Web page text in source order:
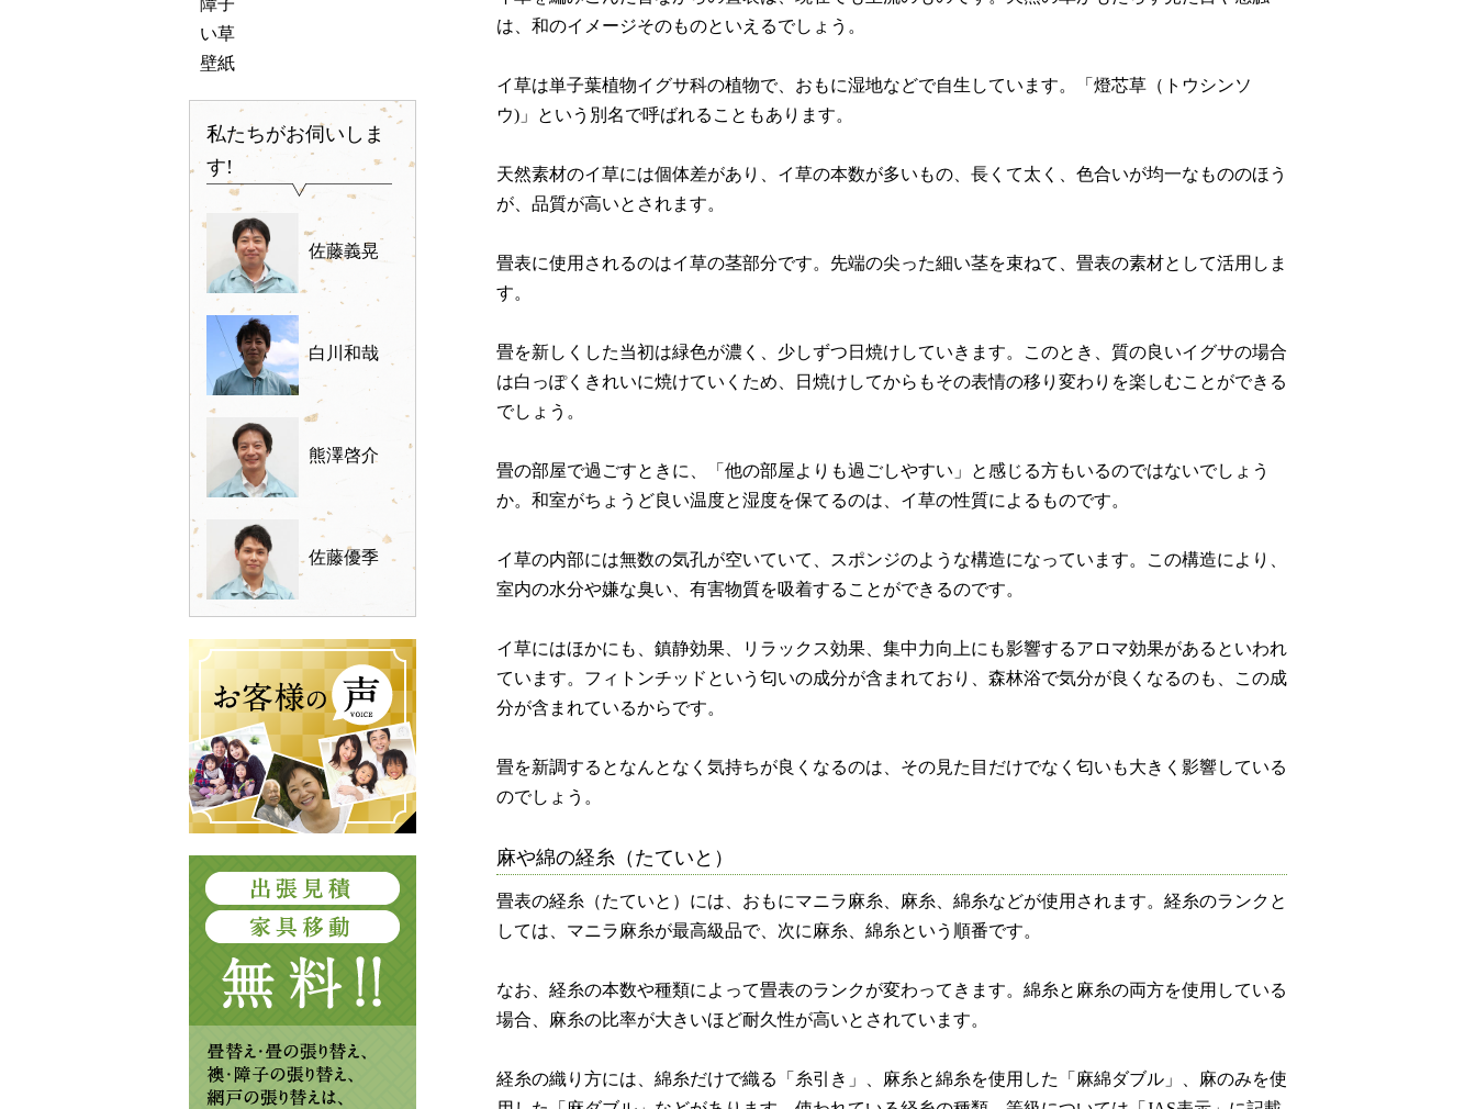
は、和のイメージそのものといえるでしょう。
イ草は単子葉植物イグサ科の植物で、おもに湿地などで自生しています。「燈芯草（トウシンソ
ウ)」という別名で呼ばれることもあります。
天然素材のイ草には個体差があり、イ草の本数が多いもの、長くて太く、色合いが均一なもののほう
が、品質が高いとされます。
畳表に使用されるのはイ草の茎部分です。先端の尖った細い茎を束ねて、畳表の素材として活用しま
す。
畳を新しくした当初は緑色が濃く、少しずつ日焼けしていきます。このとき、質の良いイグサの場合
は白っぽくきれいに焼けていくため、日焼けしてからもその表情の移り変わりを楽しむことができる
でしょう。
畳の部屋で過ごすときに、「他の部屋よりも過ごしやすい」と感じる方もいるのではないでしょう
か。和室がちょうど良い温度と湿度を保てるのは、イ草の性質によるものです。
イ草の内部には無数の気孔が空いていて、スポンジのような構造になっています。この構造により、
室内の水分や嫌な臭い、有害物質を吸着することができるのです。
イ草にはほかにも、鎮静効果、リラックス効果、集中力向上にも影響するアロマ効果があるといわれ
ています。フィトンチッドという匂いの成分が含まれており、森林浴で気分が良くなるのも、この成
分が含まれているからです。
畳を新調するとなんとなく気持ちが良くなるのは、その見た目だけでなく匂いも大きく影響している
のでしょう。
麻や綿の経糸（たていと）
畳表の経糸（たていと）には、おもにマニラ麻糸、麻糸、綿糸などが使用されます。経糸のランクと
しては、マニラ麻糸が最高級品で、次に麻糸、綿糸という順番です。
なお、経糸の本数や種類によって畳表のランクが変わってきます。綿糸と麻糸の両方を使用している
場合、麻糸の比率が大きいほど耐久性が高いとされています。
経糸の織り方には、綿糸だけで織る「糸引き」、麻糸と綿糸を使用した「麻綿ダブル」、麻のみを使
障子
い草
壁紙
私たちがお伺いしま
す!
佐藤義晃
白川和哉
熊澤啓介
佐藤優季